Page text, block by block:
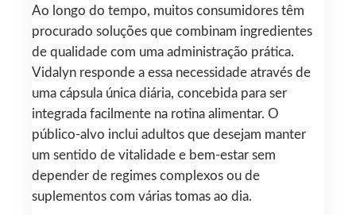
Ao longo do tempo, muitos consumidores têm
procurado soluções que combinam ingredientes
de qualidade com uma administração prática.
Vidalyn responde a essa necessidade através de
uma cápsula única diária, concebida para ser
integrada facilmente na rotina alimentar. O
público-alvo inclui adultos que desejam manter
um sentido de vitalidade e bem-estar sem
depender de regimes complexos ou de
suplementos com várias tomas ao dia.